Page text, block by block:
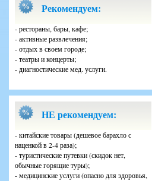
Рекомендуем:
- рестораны, бары, кафе;
- активные развлечения;
- отдых в своем городе;
- театры и концерты;
- диагностические мед. услуги.
НЕ рекомендуем:
- китайские товары (дешевое барахло с
наценкой в 2-4 раза);
- туристические путевки (скидок нет,
обычные горящие туры);
- медицинские услуги (опасно для здоровья,